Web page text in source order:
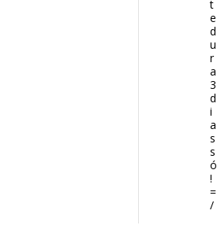
t
e
d
u
r
a
3
d
i
a
s
s
ó
!
=
/